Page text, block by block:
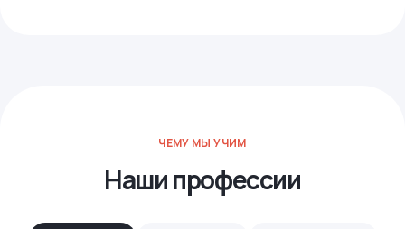
ЧЕМУ МЫ УЧИМ
Наши профессии